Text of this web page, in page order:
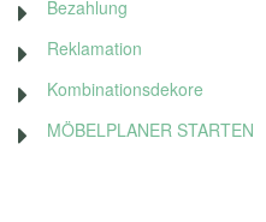
Bezahlung
Reklamation
Kombinationsdekore
MÖBELPLANER STARTEN